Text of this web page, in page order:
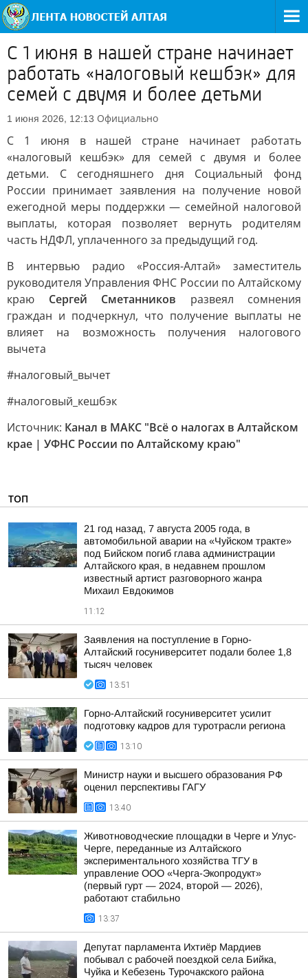
С 1 июня в нашей стране начинает
работать «налоговый кешбэк» для
семей с двумя и более детьми
1 июня 2026, 12:13 Официально
С 1 июня в нашей стране начинает работать
«налоговый кешбэк» для семей с двумя и более
детьми. С сегодняшнего дня Социальный фонд
России принимает заявления на получение новой
ежегодной меры поддержки — семейной налоговой
выплаты, которая позволяет вернуть родителям
часть НДФЛ, уплаченного за предыдущий год.
В интервью радио «Россия-Алтай» заместитель
руководителя Управления ФНС России по Алтайскому
краю Сергей Сметанников развеял сомнения
граждан и подчеркнул, что получение выплаты не
влияет на возможность получения налогового
вычета
#налоговый_вычет
#налоговый_кешбэк
Источник: Канал в МАКС "Всё о налогах в Алтайском
крае | УФНС России по Алтайскому краю"
ТОП
21 год назад, 7 августа 2005 года, в
автомобильной аварии на «Чуйском тракте»
под Бийском погиб глава администрации
Алтайского края, в недавнем прошлом
известный артист разговорного жанра
Михаил Евдокимов
11:12
Заявления на поступление в Горно-
Алтайский госуниверситет подали более 1,8
тысяч человек
13:51
Горно-Алтайский госуниверситет усилит
подготовку кадров для туротрасли региона
13:10
Министр науки и высшего образования РФ
оценил перспективы ГАГУ
13:40
Животноводческие площадки в Черге и Улус-
Черге, переданные из Алтайского
экспериментального хозяйства ТГУ в
управление ООО «Черга-Экопродукт»
(первый гурт — 2024, второй — 2026),
работают стабильно
13:37
Депутат парламента Ихтиёр Мардиев
побывал с рабочей поездкой села Бийка,
Чуйка и Кебезень Турочакского района